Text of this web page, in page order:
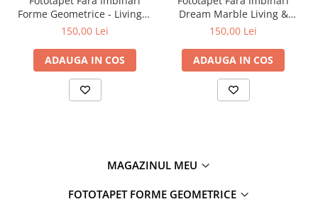
personalizat, adaptat oricărui tip de cameră.
Mai mult decât un simplu accesoriu decorativ,Tropic Abstract
este un tapet de calitate care reușește să înfrumusețeze camera
și să aducă natura tropicală într-o formă artistică și
contemporană. Prin frunzele tropicale pastel, efectul abstract și
nuanțele subtile, acest model devine o adevărată operă de artă
pentru pereții casei tale.
Forme Geometrice - Living &
Dormitor
150,00 Lei
ADAUGA IN COS
Dream Marble Living &
Dormitor
150,00 Lei
ADAUGA IN COS
MAGAZINUL MEU
FOTOTAPET FORME GEOMETRICE